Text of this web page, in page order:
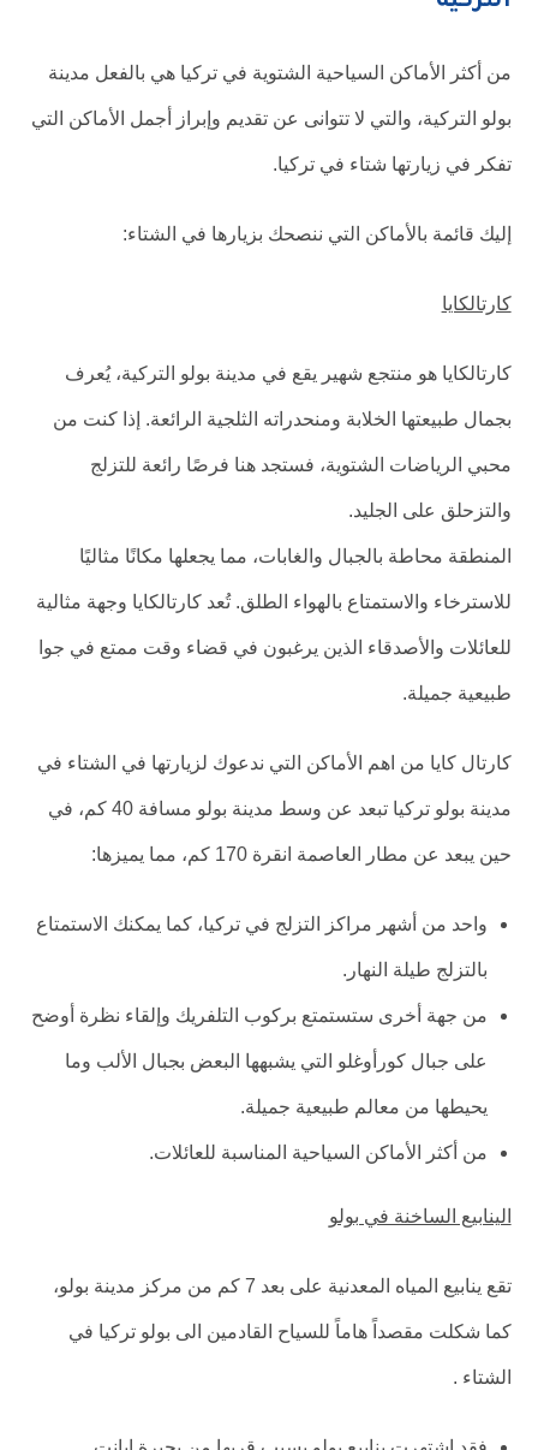
من أكثر الأماكن السياحية الشتوية في تركيا هي بالفعل مدينة
بولو التركية، والتي لا تتوانى عن تقديم وإبراز أجمل الأماكن التي
تفكر في زيارتها شتاء في تركيا.
إليك قائمة بالأماكن التي ننصحك بزيارها في الشتاء:
كارتالكايا
كارتالكايا هو منتجع شهير يقع في مدينة بولو التركية، يُعرف
بجمال طبيعتها الخلابة ومنحدراته الثلجية الرائعة. إذا كنت من
محبي الرياضات الشتوية، فستجد هنا فرصًا رائعة للتزلج
والتزحلق على الجليد.
المنطقة محاطة بالجبال والغابات، مما يجعلها مكانًا مثاليًا
للاسترخاء والاستمتاع بالهواء الطلق. تُعد كارتالكايا وجهة مثالية
للعائلات والأصدقاء الذين يرغبون في قضاء وقت ممتع في جوا
طبيعية جميلة.
كارتال كايا من اهم الأماكن التي ندعوك لزيارتها في الشتاء في
مدينة بولو تركيا تبعد عن وسط مدينة بولو مسافة 40 كم، في
حين يبعد عن مطار العاصمة انقرة 170 كم، مما يميزها:
واحد من أشهر مراكز التزلج في تركيا، كما يمكنك الاستمتاع
بالتزلج طيلة النهار.
من جهة أخرى ستستمتع بركوب التلفريك وإلقاء نظرة أوضح
على جبال كورأوغلو التي يشبهها البعض بجبال الألب وما
يحيطها من معالم طبيعية جميلة.
من أكثر الأماكن السياحية المناسبة للعائلات.
الينابيع الساخنة في بولو
تقع ينابيع المياه المعدنية على بعد 7 كم من مركز مدينة بولو،
كما شكلت مقصداً هاماً للسياح القادمين الى بولو تركيا في
الشتاء .